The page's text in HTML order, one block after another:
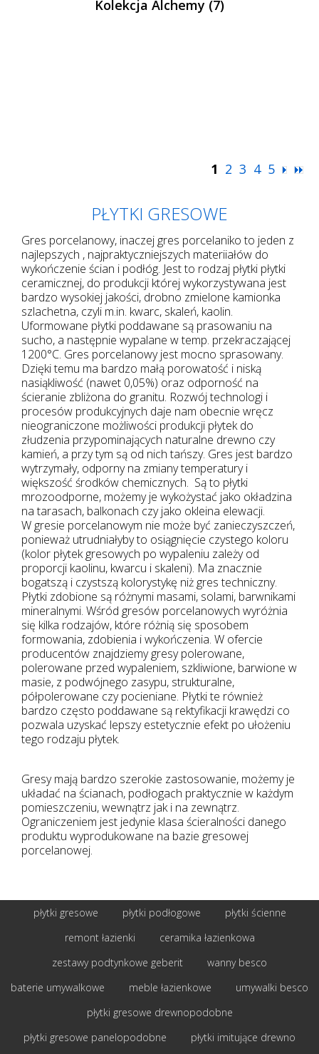
Kolekcja Alchemy (7)
1 2 3 4 5
PŁYTKI GRESOWE
Gres porcelanowy, inaczej gres porcelaniko to jeden z
najlepszych , najpraktyczniejszych materiiałów do
wykończenie ścian i podłóg. Jest to rodzaj płytki płytki
ceramicznej, do produkcji której wykorzystywana jest
bardzo wysokiej jakości, drobno zmielone kamionka
szlachetna, czyli m.in. kwarc, skaleń, kaolin.
Uformowane płytki poddawane są prasowaniu na
sucho, a następnie wypalane w temp. przekraczającej
1200°C. Gres porcelanowy jest mocno sprasowany.
Dzięki temu ma bardzo małą porowatość i niską
nasiąkliwość (nawet 0,05%) oraz odporność na
ścieranie zbliżona do granitu. Rozwój technologi i
procesów produkcyjnych daje nam obecnie wręcz
nieograniczone możliwości produkcji płytek do
złudzenia przypominających naturalne drewno czy
kamień, a przy tym są od nich tańszy. Gres jest bardzo
wytrzymały, odporny na zmiany temperatury i
większość środków chemicznych. Są to płytki
mrozoodporne, możemy je wykożystać jako okładzina
na tarasach, balkonach czy jako okleina elewacji.
W gresie porcelanowym nie może być zanieczyszczeń,
ponieważ utrudniałyby to osiągnięcie czystego koloru
(kolor płytek gresowych po wypaleniu zależy od
proporcji kaolinu, kwarcu i skaleni). Ma znacznie
bogatszą i czystszą kolorystykę niż gres techniczny.
Płytki zdobione są różnymi masami, solami, barwnikami
mineralnymi. Wśród gresów porcelanowych wyróżnia
się kilka rodzajów, które różnią się sposobem
formowania, zdobienia i wykończenia. W ofercie
producentów znajdziemy gresy polerowane,
polerowane przed wypaleniem, szkliwione, barwione w
masie, z podwójnego zasypu, strukturalne,
półpolerowane czy pocieniane. Płytki te również
bardzo często poddawane są rektyfikacji krawędzi co
pozwala uzyskać lepszy estetycznie efekt po ułożeniu
tego rodzaju płytek.
Gresy mają bardzo szerokie zastosowanie, możemy je
układać na ścianach, podłogach praktycznie w każdym
pomieszczeniu, wewnątrz jak i na zewnątrz.
Ograniczeniem jest jedynie klasa ścieralności danego
produktu wyprodukowane na bazie gresowej
porcelanowej.
płytki gresowe płytki podłogowe
płytki ścienne
remont łazienki
ceramika łazienkowa
zestawy podtynkowe geberit
wanny besco
baterie umywalkowe
meble łazienkowe
umywalki besco
płytki gresowe drewnopodobne
płytki gresowe panelopodobne
płytki imitujące drewno